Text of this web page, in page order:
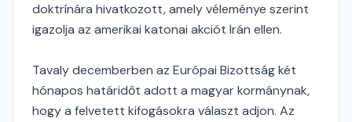
doktrínára hivatkozott, amely véleménye szerint
igazolja az amerikai katonai akciót Irán ellen.
Tavaly decemberben az Európai Bizottság két
hónapos határidőt adott a magyar kormánynak,
hogy a felvetett kifogásokra választ adjon. Az